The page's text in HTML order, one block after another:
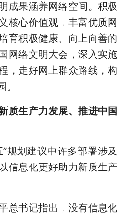
果涵养网络空间。积极
核心价值观，丰富优质网
育积极健康、向上向善的
网络文明大会，深入实施
，走好网上群众路线，构
质生产力发展、推进中国
划建议中许多部署涉及
信息化更好助力新质生产
书记指出，没有信息化